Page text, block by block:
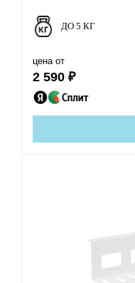
ДО 5 КГ
цена от
2 590 ₽